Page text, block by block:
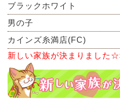
ブラックホワイト
男の子
カインズ糸満店(FC)
新しい家族が決まりました